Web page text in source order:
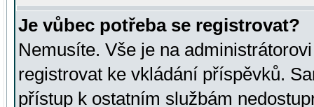
Je vůbec potřeba se registrovat?
Nemusíte. Vše je na
registrovat ke vkládání příspěvků.
přístup k ostatním službám